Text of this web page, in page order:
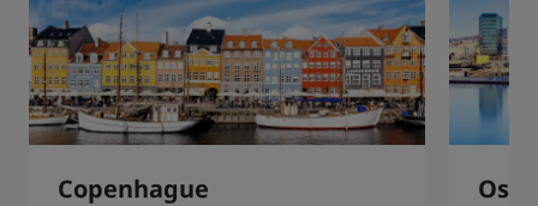
Copenhague Oslo